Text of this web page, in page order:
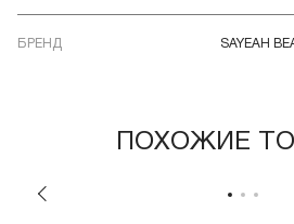
БРЕНД SAYEAH
ПОХОЖИЕ